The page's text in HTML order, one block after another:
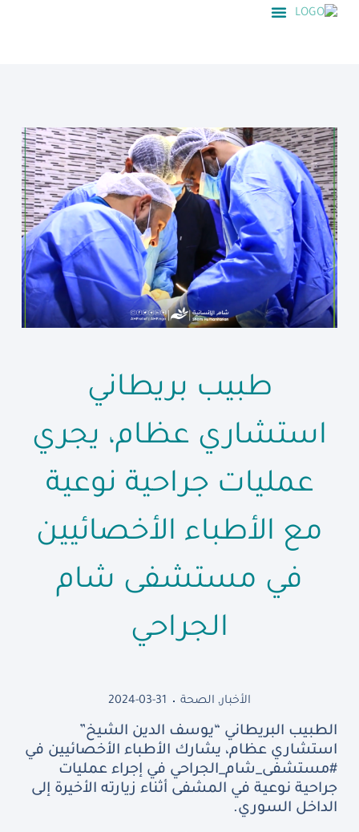
طبيب بريطاني
استشاري عظام، يجري
عمليات جراحية نوعية
مع الأطباء الأخصائيين
في مستشفى شام
الجراحي
الأخبار, الصحة 2024-03-31
الطبيب البريطاني “يوسف الدين الشيخ”
استشاري عظام، يشارك الأطباء الأخصائيين في
#مستشفى_شام_الجراحي في إجراء عمليات
جراحية نوعية في المشفى أثناء زيارته الأخيرة إلى
الداخل السوري.